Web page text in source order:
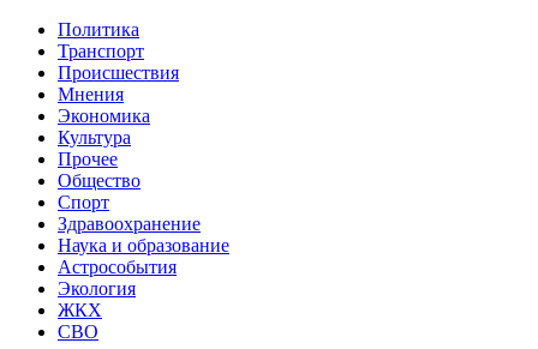
Политика
Транспорт
Происшествия
Мнения
Экономика
Культура
Прочее
Общество
Спорт
Здравоохранение
Наука и образование
Астрособытия
Экология
ЖКХ
СВО